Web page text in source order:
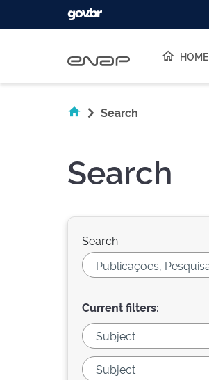
HOME
Search
Search
Search:
Current filters: